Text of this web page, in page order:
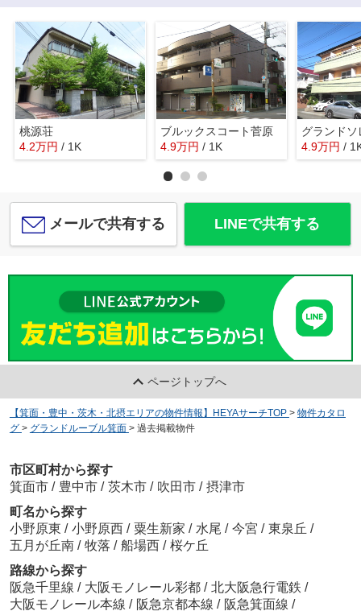
桃源荘
4.2万円 / 1K
ブルックスコート菅原
4.9万円 / 1K
グランドソ
4.9万円 /
メールで共有する LINEで共有する
ページトップへ
【箕面・豊中・茨木・北摂エリアの物件情報】HEYAサーチTOP > 物件カタロ
グ > グランドルーブル箕面 > 過去掲載物件
市区町村から探す
箕面市 / 豊中市 / 茨木市 / 吹田市 / 摂津市
町名から探す
小野原東 / 小野原西 / 粟生新家 / 水尾 / 今宮 / 東泉丘 /
五月が丘南 / 牧落 / 船場西 / 桜ケ丘
路線から探す
阪急千里線 / 大阪モノレール彩都 / 北大阪急行電鉄 /
大阪モノレール本線 / 阪急京都本線 / 阪急箕面線 /